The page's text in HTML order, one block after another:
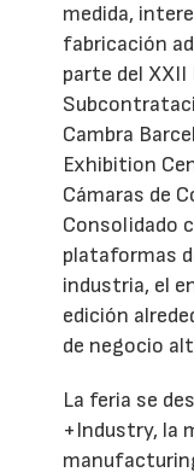
medida,
fabricación
parte del XXII
Cambra
Exhibition
Cámaras de
Consolidado
plataformas
industria, el
edición
de negocio
La feria se
+Industry, la